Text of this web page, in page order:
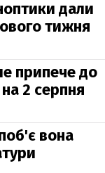
дали
тижня
припече до
2 серпня
вона